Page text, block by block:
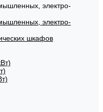
электро-
электро-
шкафов